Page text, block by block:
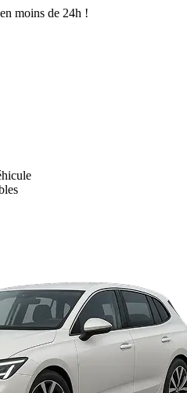
moins de 24h !